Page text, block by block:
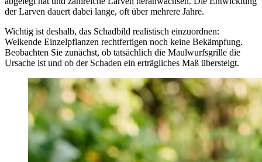
der Larven dauert dabei lange, oft über mehrere Jahre.
Wichtig ist deshalb, das Schadbild realistisch einzuordnen:
Welkende Einzelpflanzen rechtfertigen noch keine Bekämpfung.
Beobachten Sie zunächst, ob tatsächlich die Maulwurfsgrille die
Ursache ist und ob der Schaden ein erträgliches Maß übersteigt.